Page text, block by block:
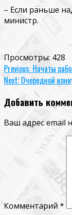
– Если раньше
министр.
Просмотры: 428
Continue
Reading
Previous: Начаты
Next: Очередной
Добавить
Ваш адрес email
Комментарий*